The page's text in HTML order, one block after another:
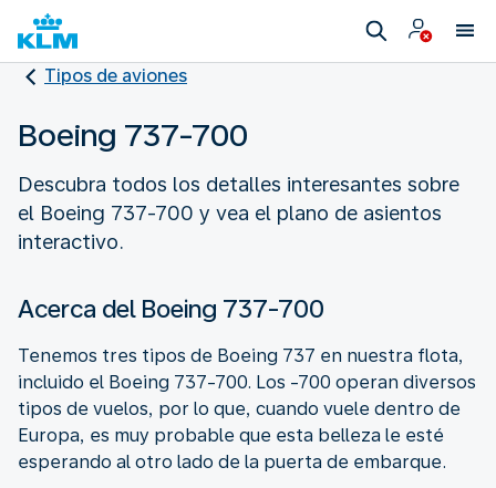
Tipos de aviones
Boeing 737-700
Descubra todos los detalles interesantes sobre
el Boeing 737-700 y vea el plano de asientos
interactivo.
Acerca del Boeing 737-700
Tenemos tres tipos de Boeing 737 en nuestra flota,
incluido el Boeing 737-700. Los -700 operan diversos
tipos de vuelos, por lo que, cuando vuele dentro de
Europa, es muy probable que esta belleza le esté
esperando al otro lado de la puerta de embarque.